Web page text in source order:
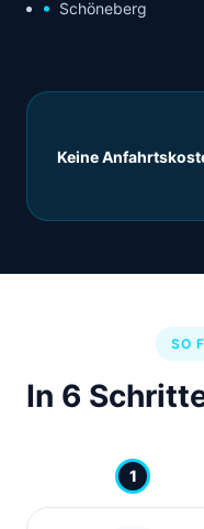
Schöneberg
Keine
SO
In 6
1